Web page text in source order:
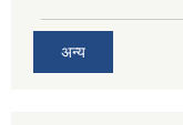
अन्य